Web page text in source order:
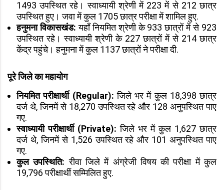
1493 उपस्थित रहे। स्वाध्यायी श्रेणी में 223 में से 212 छात्र
उपस्थित हुए। जवा में कुल 1705 छात्र परीक्षा में शामिल हुए.
हनुमना विकासखंड:यहाँ नियमित श्रेणी के 933 छात्रों में से 923
उपस्थित रहे। स्वाध्यायी श्रेणी के 227 छात्रों में से 214 छात्र
केंद्र पहुंचे। हनुमना में कुल 1137 छात्रों ने परीक्षा दी.
पूरे जिले का महायोग
नियमित परीक्षार्थी (Regular): जिले भर में कुल 18,398 छात्र
दर्ज थे, जिनमें से 18,270 उपस्थित रहे और 128 अनुपस्थित पाए
गए.
स्वाध्यायी परीक्षार्थी (Private): जिले भर में कुल 1,627 छात्र
दर्ज थे, जिनमें से 1,526 उपस्थित रहे और 101 अनुपस्थित पाए
गए.
कुल उपस्थिति:रीवा जिले में अंग्रेजी विषय की परीक्षा में कुल
19,796 परीक्षार्थी सम्मिलित हुए.